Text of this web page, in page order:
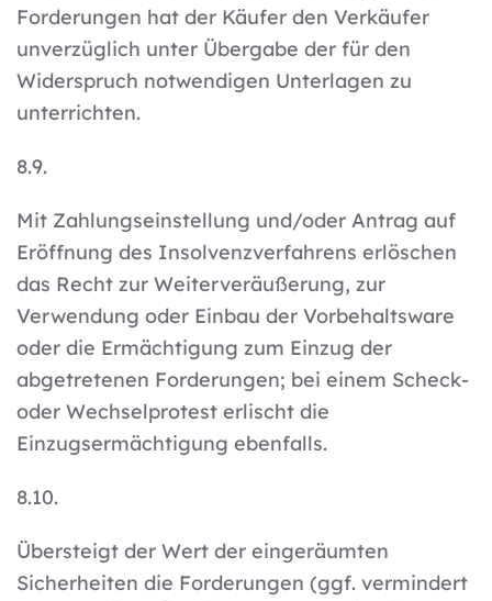
Forderungen hat der Käufer den Verkäufer
unverzüglich unter Übergabe der für den
Widerspruch notwendigen Unterlagen zu
unterrichten.
8.9.
Mit Zahlungseinstellung und/oder Antrag auf
Eröffnung des Insolvenzverfahrens erlöschen
das Recht zur Weiterveräußerung, zur
Verwendung oder Einbau der Vorbehaltsware
oder die Ermächtigung zum Einzug der
abgetretenen Forderungen; bei einem Scheck-
oder Wechselprotest erlischt die
Einzugsermächtigung ebenfalls.
8.10.
Übersteigt der Wert der eingeräumten
Sicherheiten die Forderungen (ggf. vermindert